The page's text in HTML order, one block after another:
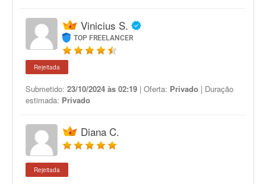
Vinicius S.
TOP FREELANCER
Rejeitada
Submetido: 23/10/2024 às 02:19 | Oferta: Privado | Duração
estimada: Privado
Diana C.
Rejeitada